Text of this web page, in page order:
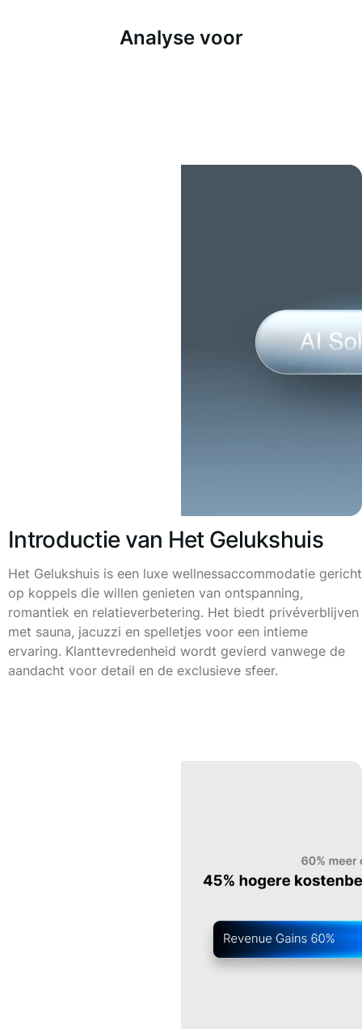
Analyse voor
Introductie van Het Gelukshuis
Het Gelukshuis is een luxe wellnessaccommodatie gericht
op koppels die willen genieten van ontspanning,
romantiek en relatieverbetering. Het biedt privéverblijven
met sauna, jacuzzi en spelletjes voor een intieme
ervaring. Klanttevredenheid wordt gevierd vanwege de
aandacht voor detail en de exclusieve sfeer.